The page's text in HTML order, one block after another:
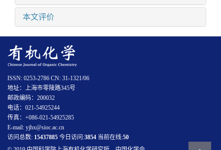
本文评价
ISSN: 0253-2786 CN: 31-1321/06
地址：上海市零陵路345号
邮政编码：200032
电话：021-54925244
传真：+086-021-54925285
E-mail: yjhx@sioc.ac.cn
访问总数: 15437885 今日访问:3854 当前在线:50